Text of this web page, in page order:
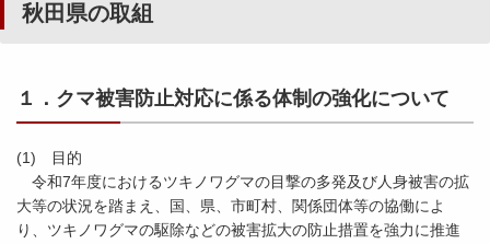
秋田県の取組
１．クマ被害防止対応に係る体制の強化について
(1) 目的
令和7年度におけるツキノワグマの目撃の多発及び人身被害の拡
大等の状況を踏まえ、国、県、市町村、関係団体等の協働によ
り、ツキノワグマの駆除などの被害拡大の防止措置を強力に推進